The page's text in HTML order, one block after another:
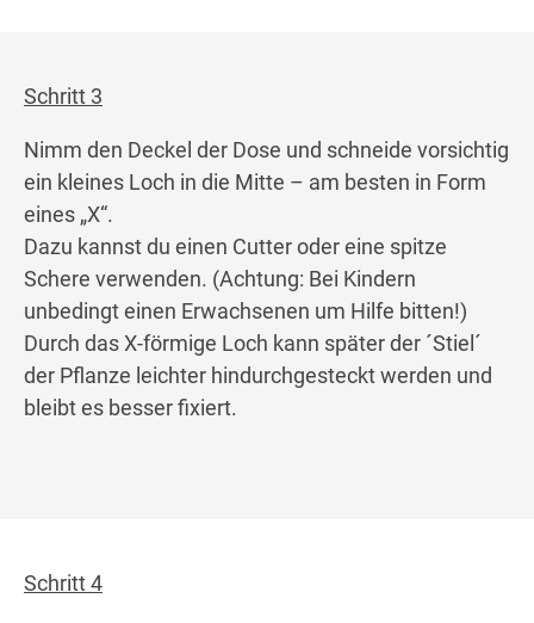
Schritt 3
Nimm den Deckel der Dose und schneide vorsichtig
ein kleines Loch in die Mitte – am besten in Form
eines „X“.
Dazu kannst du einen Cutter oder eine spitze
Schere verwenden. (Achtung: Bei Kindern
unbedingt einen Erwachsenen um Hilfe bitten!)
Durch das X-förmige Loch kann später der ´Stiel´
der Pflanze leichter hindurchgesteckt werden und
bleibt es besser fixiert.
Schritt 4